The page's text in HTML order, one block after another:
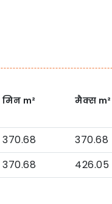
मिन m² मैक्स m²
370.68 370.68
370.68 426.05